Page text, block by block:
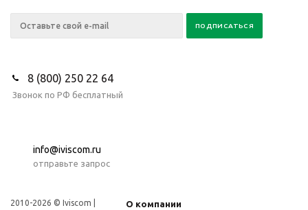
8 (800) 250 22 64
Звонок по РФ бесплатный
info@iviscom.ru
отправьте запрос
2010-2026 © Iviscom | О компании